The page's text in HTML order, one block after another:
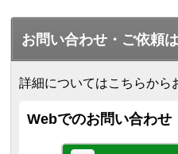
お問い合わせ・ご依頼
詳細についてはこちらから
Webでのお問い合わせ